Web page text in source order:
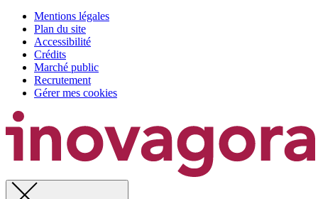
Mentions légales
Plan du site
Accessibilité
Crédits
Marché public
Recrutement
Gérer mes cookies